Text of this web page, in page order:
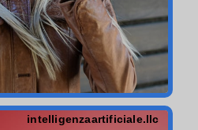
intelligenzaartificiale.llc